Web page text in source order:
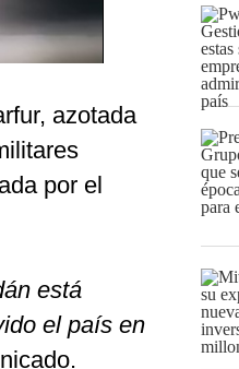
azotada
por el
está
el país en